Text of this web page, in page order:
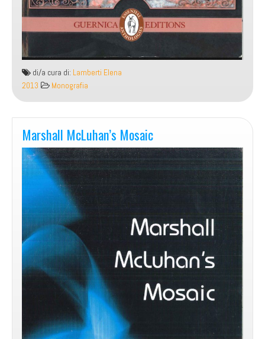
di/a cura di: Lamberti Elena
2013
Monografia
Marshall McLuhan’s Mosaic